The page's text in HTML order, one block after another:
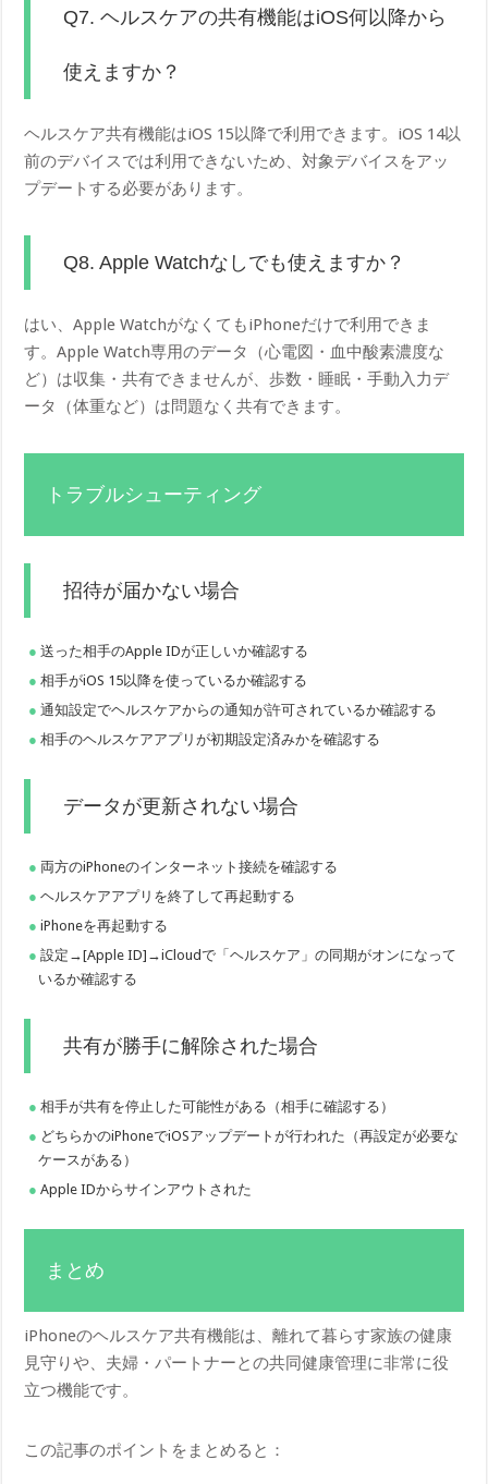
Q7. ヘルスケアの共有機能はiOS何以降から
使えますか？
ヘルスケア共有機能はiOS 15以降で利用できます。iOS 14以
前のデバイスでは利用できないため、対象デバイスをアッ
プデートする必要があります。
Q8. Apple Watchなしでも使えますか？
はい、Apple WatchがなくてもiPhoneだけで利用できま
す。Apple Watch専用のデータ（心電図・血中酸素濃度な
ど）は収集・共有できませんが、歩数・睡眠・手動入力デ
ータ（体重など）は問題なく共有できます。
トラブルシューティング
招待が届かない場合
送った相手のApple IDが正しいか確認する
相手がiOS 15以降を使っているか確認する
通知設定でヘルスケアからの通知が許可されているか確認する
相手のヘルスケアアプリが初期設定済みかを確認する
データが更新されない場合
両方のiPhoneのインターネット接続を確認する
ヘルスケアアプリを終了して再起動する
iPhoneを再起動する
設定→[Apple ID]→iCloudで「ヘルスケア」の同期がオンになって
いるか確認する
共有が勝手に解除された場合
相手が共有を停止した可能性がある（相手に確認する）
どちらかのiPhoneでiOSアップデートが行われた（再設定が必要な
ケースがある）
Apple IDからサインアウトされた
まとめ
iPhoneのヘルスケア共有機能は、離れて暮らす家族の健康
見守りや、夫婦・パートナーとの共同健康管理に非常に役
立つ機能です。
この記事のポイントをまとめると：